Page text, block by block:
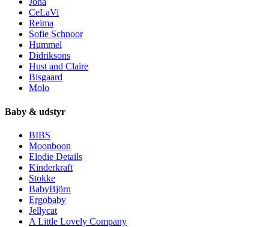
CeLaVi
Reima
Sofie Schnoor
Hummel
Didriksons
Hust and Claire
Bisgaard
Molo
Baby & udstyr
BIBS
Moonboon
Elodie Details
Kinderkraft
Stokke
BabyBjörn
Ergobaby
Jellycat
A Little Lovely Company